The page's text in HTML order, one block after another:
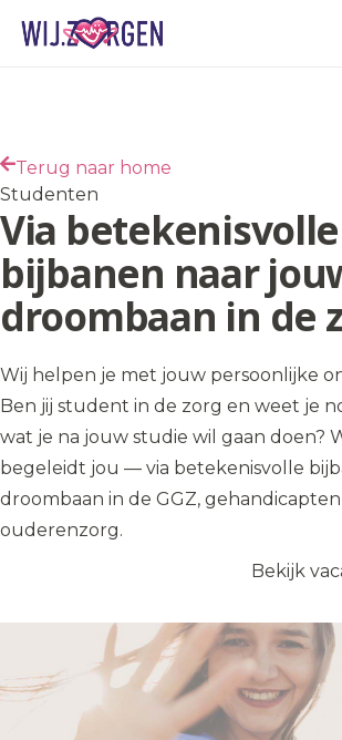
Terug naar home
Studenten
Via betekenisvolle
bijbanen naar
droombaan in de
Wij helpen je met jouw persoonlijke
Ben jij student in de zorg en weet je
wat je na jouw studie wil gaan doen?
begeleidt jou — via betekenisvolle
droombaan in de GGZ,
ouderenzorg.
Bekijk
Jouw persoonlijke ontdekkingsreis
W
Van bijbaan naar
jouw droombaan in de zorg